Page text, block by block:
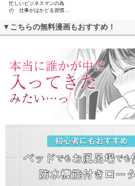
忙しいビジネスマンの為
の 仕事がはかどる習慣
▼こちらの無料漫画もおすすめ！